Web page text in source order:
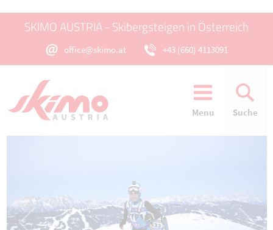
SKIMO AUSTRIA - Skibergsteigen in Österreich
office@skimo.at +43 (660) 4113091
Menu Suche